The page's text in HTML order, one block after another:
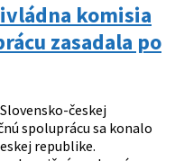
komisia
zasadala po
českej
spoluprácu sa konalo
republike.